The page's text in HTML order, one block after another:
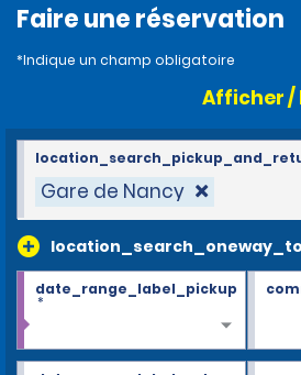
Faire une réservation
*Indique un champ obligatoire
Afficher /
Gare de Nancy
date_range_label_pickup
*